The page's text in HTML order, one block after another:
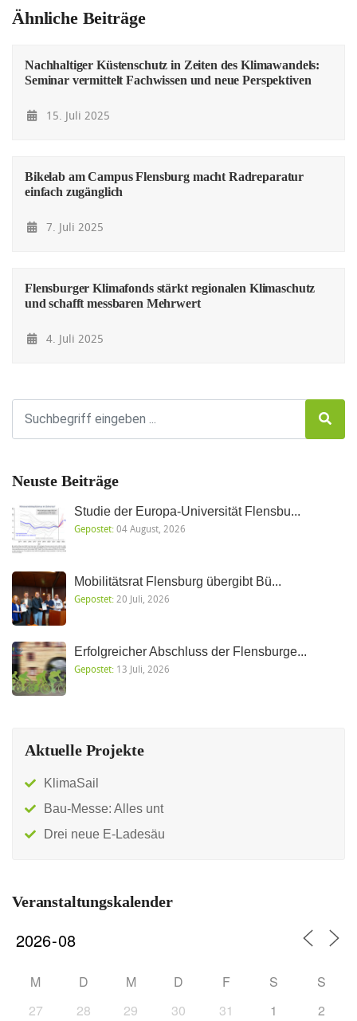
Ähnliche Beiträge
Nachhaltiger Küstenschutz in Zeiten des Klimawandels:
Seminar vermittelt Fachwissen und neue Perspektiven
15. Juli 2025
Bikelab am Campus Flensburg macht Radreparatur
einfach zugänglich
7. Juli 2025
Flensburger Klimafonds stärkt regionalen Klimaschutz
und schafft messbaren Mehrwert
4. Juli 2025
Neuste Beiträge
Studie der Europa-Universität Flensbu...
Gepostet:04 August, 2026
Mobilitätsrat Flensburg übergibt Bü...
Gepostet: 20 Juli, 2026
Erfolgreicher Abschluss der Flensburge...
Gepostet: 13 Juli, 2026
Aktuelle Projekte
KlimaSail
Bau-Messe: Alles unt
Drei neue E-Ladesäu
Veranstaltungskalender
M D M D F S
S
27
28 29 30 31 1
2